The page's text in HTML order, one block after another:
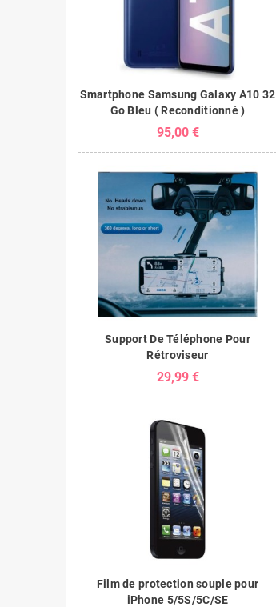
Smartphone Samsung Galaxy A10 32
Go Bleu ( Reconditionné )
95,00 €
Support De Téléphone Pour
Rétroviseur
29,99 €
Film de protection souple pour
iPhone 5/5S/5C/SE